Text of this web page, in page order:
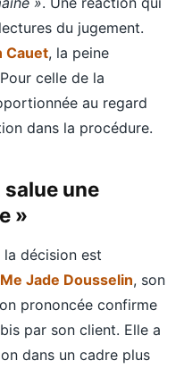
du jugement.
Cauet, la peine
celle de la
au regard
dans la procédure.
salue une
»
la décision est
Me Jade Dousselin, son
prononcée confirme
par son client. Elle a
dans un cadre plus